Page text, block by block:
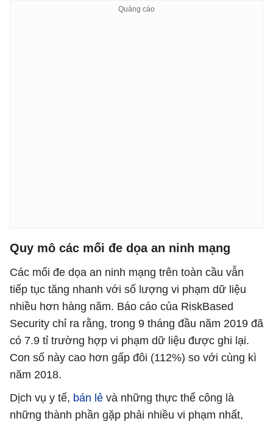
Quy mô các mối đe dọa an ninh mạng
Các mối đe dọa an ninh mạng trên toàn cầu vẫn
tiếp tục tăng nhanh với số lượng vi phạm dữ liệu
nhiều hơn hàng năm. Báo cáo của RiskBased
Security chỉ ra rằng, trong 9 tháng đầu năm 2019 đã
có 7.9 tỉ trường hợp vi phạm dữ liệu được ghi lại.
Con số này cao hơn gấp đôi (112%) so với cùng kì
năm 2018.
Dịch vụ y tế, bán lẻ và những thực thể công là
những thành phần gặp phải nhiều vi phạm nhất,